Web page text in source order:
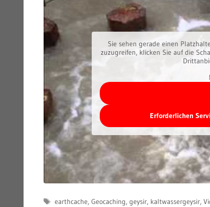
Sie sehen gerade einen
zuzugreifen, klicken Sie auf die
Erforderlichen
Schlagwörter
earthcache, Geocaching, geysir, kaltwassergeysir,